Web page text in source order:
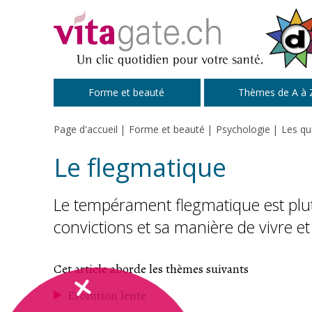
Forme et beauté Thèmes de A à
Page d'accueil Forme et beauté Psychologie Les
Le flegmatique
Le tempérament flegmatique est
convictions et sa manière de vivre
Cet article aborde les thèmes suivants
Evolution lente